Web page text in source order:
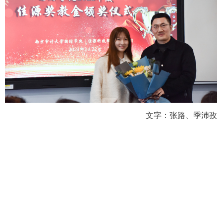
文字：张路、季沛孜